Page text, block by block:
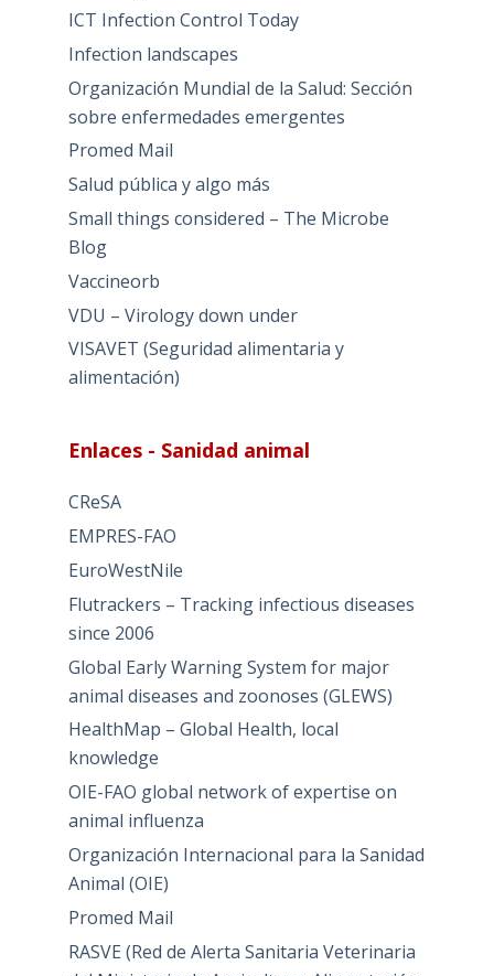
ICT Infection Control Today
Infection landscapes
Organización Mundial de la Salud: Sección
sobre enfermedades emergentes
Promed Mail
Salud pública y algo más
Small things considered – The Microbe
Blog
Vaccineorb
VDU – Virology down under
VISAVET (Seguridad alimentaria y
alimentación)
Enlaces - Sanidad animal
CReSA
EMPRES-FAO
EuroWestNile
Flutrackers – Tracking infectious diseases
since 2006
Global Early Warning System for major
animal diseases and zoonoses (GLEWS)
HealthMap – Global Health, local
knowledge
OIE-FAO global network of expertise on
animal influenza
Organización Internacional para la Sanidad
Animal (OIE)
Promed Mail
RASVE (Red de Alerta Sanitaria Veterinaria